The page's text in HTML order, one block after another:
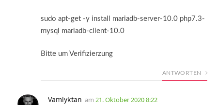
sudo apt-get -y install mariadb-server-10.0 php7.3-
mysql mariadb-client-10.0
Bitte um Verifizierzung
ANTWORTEN
Vamlyktan am 21. Oktober 2020 8:22